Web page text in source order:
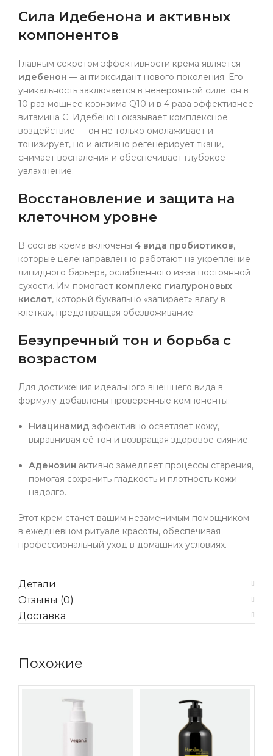
Сила Идебенона и активных
компонентов
Главным секретом эффективности крема является
идебенон — антиоксидант нового поколения. Его
уникальность заключается в невероятной силе: он в
10 раз мощнее коэнзима Q10 и в 4 раза эффективнее
витамина С. Идебенон оказывает комплексное
воздействие — он не только омолаживает и
тонизирует, но и активно регенерирует ткани,
снимает воспаления и обеспечивает глубокое
увлажнение.
Восстановление и защита на
клеточном уровне
В состав крема включены 4 вида пробиотиков,
которые целенаправленно работают на укрепление
липидного барьера, ослабленного из-за постоянной
сухости. Им помогает комплекс гиалуроновых
кислот, который буквально «запирает» влагу в
клетках, предотвращая обезвоживание.
Безупречный тон и борьба с
возрастом
Для достижения идеального внешнего вида в
формулу добавлены проверенные компоненты:
Ниацинамид эффективно осветляет кожу,
выравнивая её тон и возвращая здоровое сияние.
Аденозин активно замедляет процессы старения,
помогая сохранить гладкость и плотность кожи
надолго.
Этот крем станет вашим незаменимым помощником
в ежедневном ритуале красоты, обеспечивая
профессиональный уход в домашних условиях.
Детали
Отзывы (0)
Доставка
Похожие